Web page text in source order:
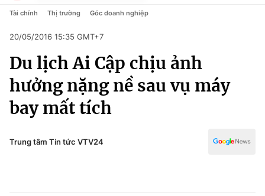
Chuyên mục
Chính trị
Xã hội
Pháp luật
Chính trị
Pháp luật
Kinh tế
Thể thao
Truyền hình
Văn hóa - Giải trí
Tài chính Thị trường Góc doanh nghiệp
20/05/2016 15:35 GMT+7
Du lịch Ai Cập chịu ảnh
hưởng nặng nề sau vụ máy
bay mất tích
Trung tâm Tin tức VTV24